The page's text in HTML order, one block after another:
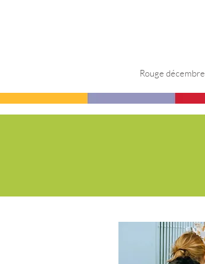
Rouge décembre